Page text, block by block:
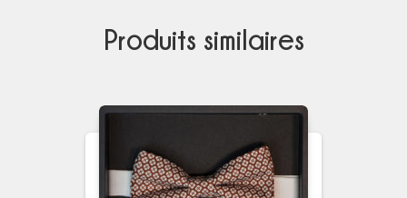
Produits similaires